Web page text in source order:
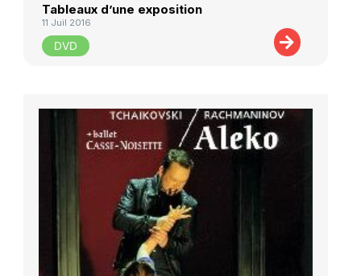
Tableaux d’une exposition
11 Juil 2016
DVD